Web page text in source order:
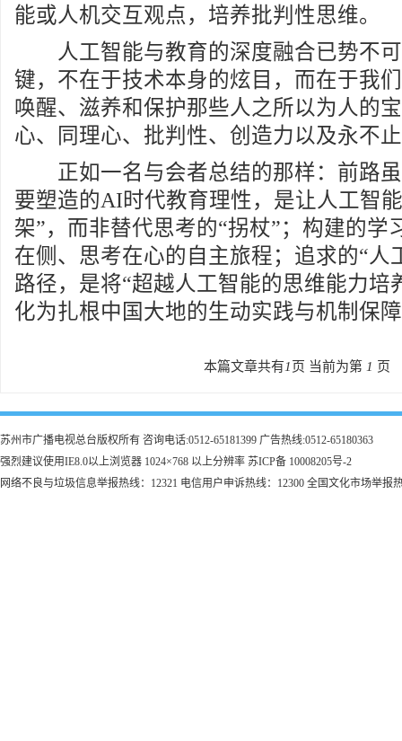
能或人机交互观点，培养批判性思维。
人工智能与教育的深度融合已势不可
键，不在于技术本身的炫目，而在于我
唤醒、滋养和保护那些人之所以为人
心、同理心、批判性、创造力以及永不
正如一名与会者总结的那样：前路虽
要塑造的AI时代教育理性，是让人工智
架”，而非替代思考的“拐杖”；构建的学
在侧、思考在心的自主旅程；追求的“人
路径，是将“超越人工智能的思维能力培
化为扎根中国大地的生动实践与机制保
本篇文章共有1 页 当前为第 1 页
苏州市广播电视总台版权所有 咨询电话:0512-65181399 广告热线:0512-65180363
强烈建议使用IE8.0以上浏览器 1024×768 以上分辨率 苏ICP备 10008205号-2
网络不良与垃圾信息举报热线：12321 电信用户申诉热线：12300 全国文化市场举报